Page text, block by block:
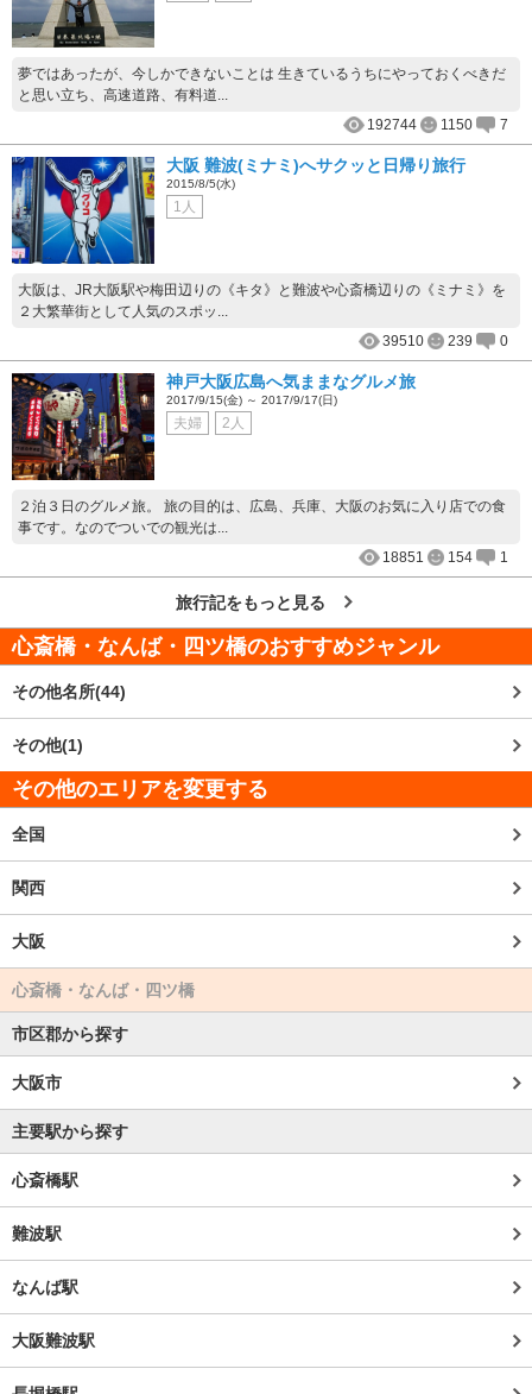
夢ではあったが、今しかできないことは 生きているうちにやっておくべきだ
と思い立ち、高速道路、有料道...
192744
1150 7
大阪 難波(ミナミ)へサクッと日帰り旅行
2015/8/5(水)
1人
大阪は、JR大阪駅や梅田辺りの《キタ》と難波や心斎橋辺りの《ミナミ》を
２大繁華街として人気のスポッ...
39510
239 0
神戸大阪広島へ気ままなグルメ旅
2017/9/15(金) ～ 2017/9/17(日)
夫婦 2人
２泊３日のグルメ旅。 旅の目的は、広島、兵庫、大阪のお気に入り店での食
事です。なのでついでの観光は...
18851
154 1
旅行記をもっと見る
心斎橋・なんば・四ツ橋のおすすめジャンル
その他名所(44)
その他(1)
その他のエリアを変更する
全国
関西
大阪
心斎橋・なんば・四ツ橋
市区郡から探す
大阪市
主要駅から探す
心斎橋駅
難波駅
なんば駅
大阪難波駅